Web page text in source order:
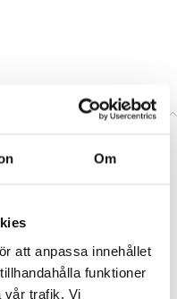
Om
att anpassa innehållet
funktioner
vår trafik. Vi
som skapar
vedpanna eller en
stor trygghet att ha